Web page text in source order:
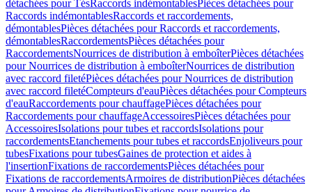
détachées pour TésRaccords indémontablesPièces détachées pour
Raccords indémontablesRaccords et raccordements,
démontablesPièces détachées pour Raccords et raccordements,
démontablesRaccordementsPièces détachées pour
RaccordementsNourrices de distribution à emboîterPièces détachées
pour Nourrices de distribution à emboîterNourrices de distribution
avec raccord filetéPièces détachées pour Nourrices de distribution
avec raccord filetéCompteurs d'eauPièces détachées pour Compteurs
d'eauRaccordements pour chauffagePièces détachées pour
Raccordements pour chauffageAccessoiresPièces détachées pour
AccessoiresIsolations pour tubes et raccordsIsolations pour
raccordementsEtanchements pour tubes et raccordsEnjoliveurs pour
tubesFixations pour tubesGaines de protection et aides à
l'insertionFixations de raccordementsPièces détachées pour
Fixations de raccordementsArmoires de distributionPièces détachées